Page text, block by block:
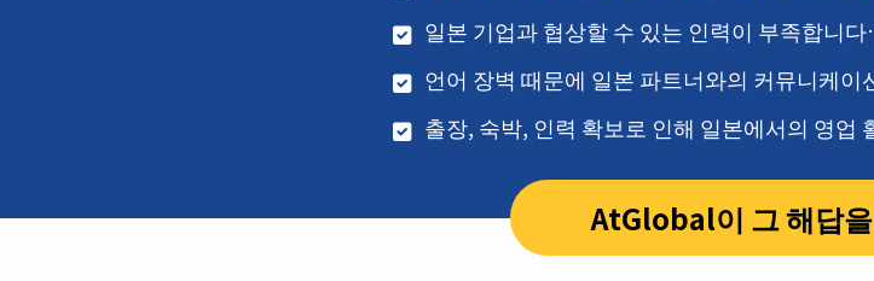
일본 기업과 협상할 수 있는 인력이 부족합니
언어 장벽 때문에 일본 파트너와의 커뮤니케
출장, 숙박, 인력 확보로 인해 일본에서의 영
AtGlobal이 그 해답